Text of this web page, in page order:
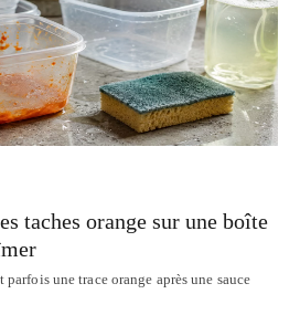
taches orange sur une boîte
une trace orange après une sauce